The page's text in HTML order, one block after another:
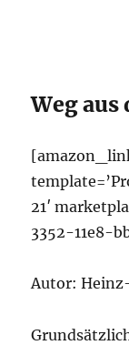
Weg aus
[amazon_link
21′
3352-11e8-
Autor: